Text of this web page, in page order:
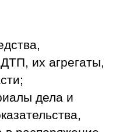
их агрегаты,
дела и